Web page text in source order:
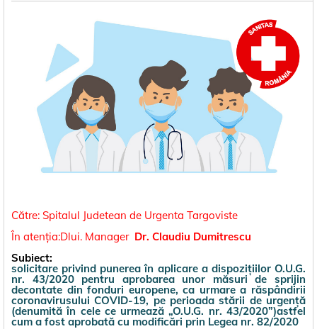
Către: Spitalul Judetean de Urgenta Targoviste
În atenția:Dlui. ManagerDr. Claudiu Dumitrescu
Subiect:
solicitare privind punerea în aplicare a dispozițiilor O.U.G.
nr. 43/2020 pentru aprobarea unor măsuri de sprijin
decontate din fonduri europene, ca urmare a răspândirii
coronavirusului COVID-19, pe perioada stării de urgenţă
(denumită în cele ce urmează „O.U.G. nr. 43/2020”)astfel
cum a fost aprobată cu modificări prin Legea nr. 82/2020